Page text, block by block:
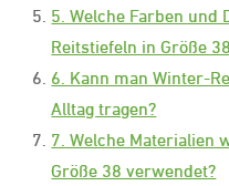
5. Welche Farben und
Reitstiefeln in Größe
6. Kann man Winter-
Alltag tragen?
7. Welche Materialien
Größe 38 verwendet?